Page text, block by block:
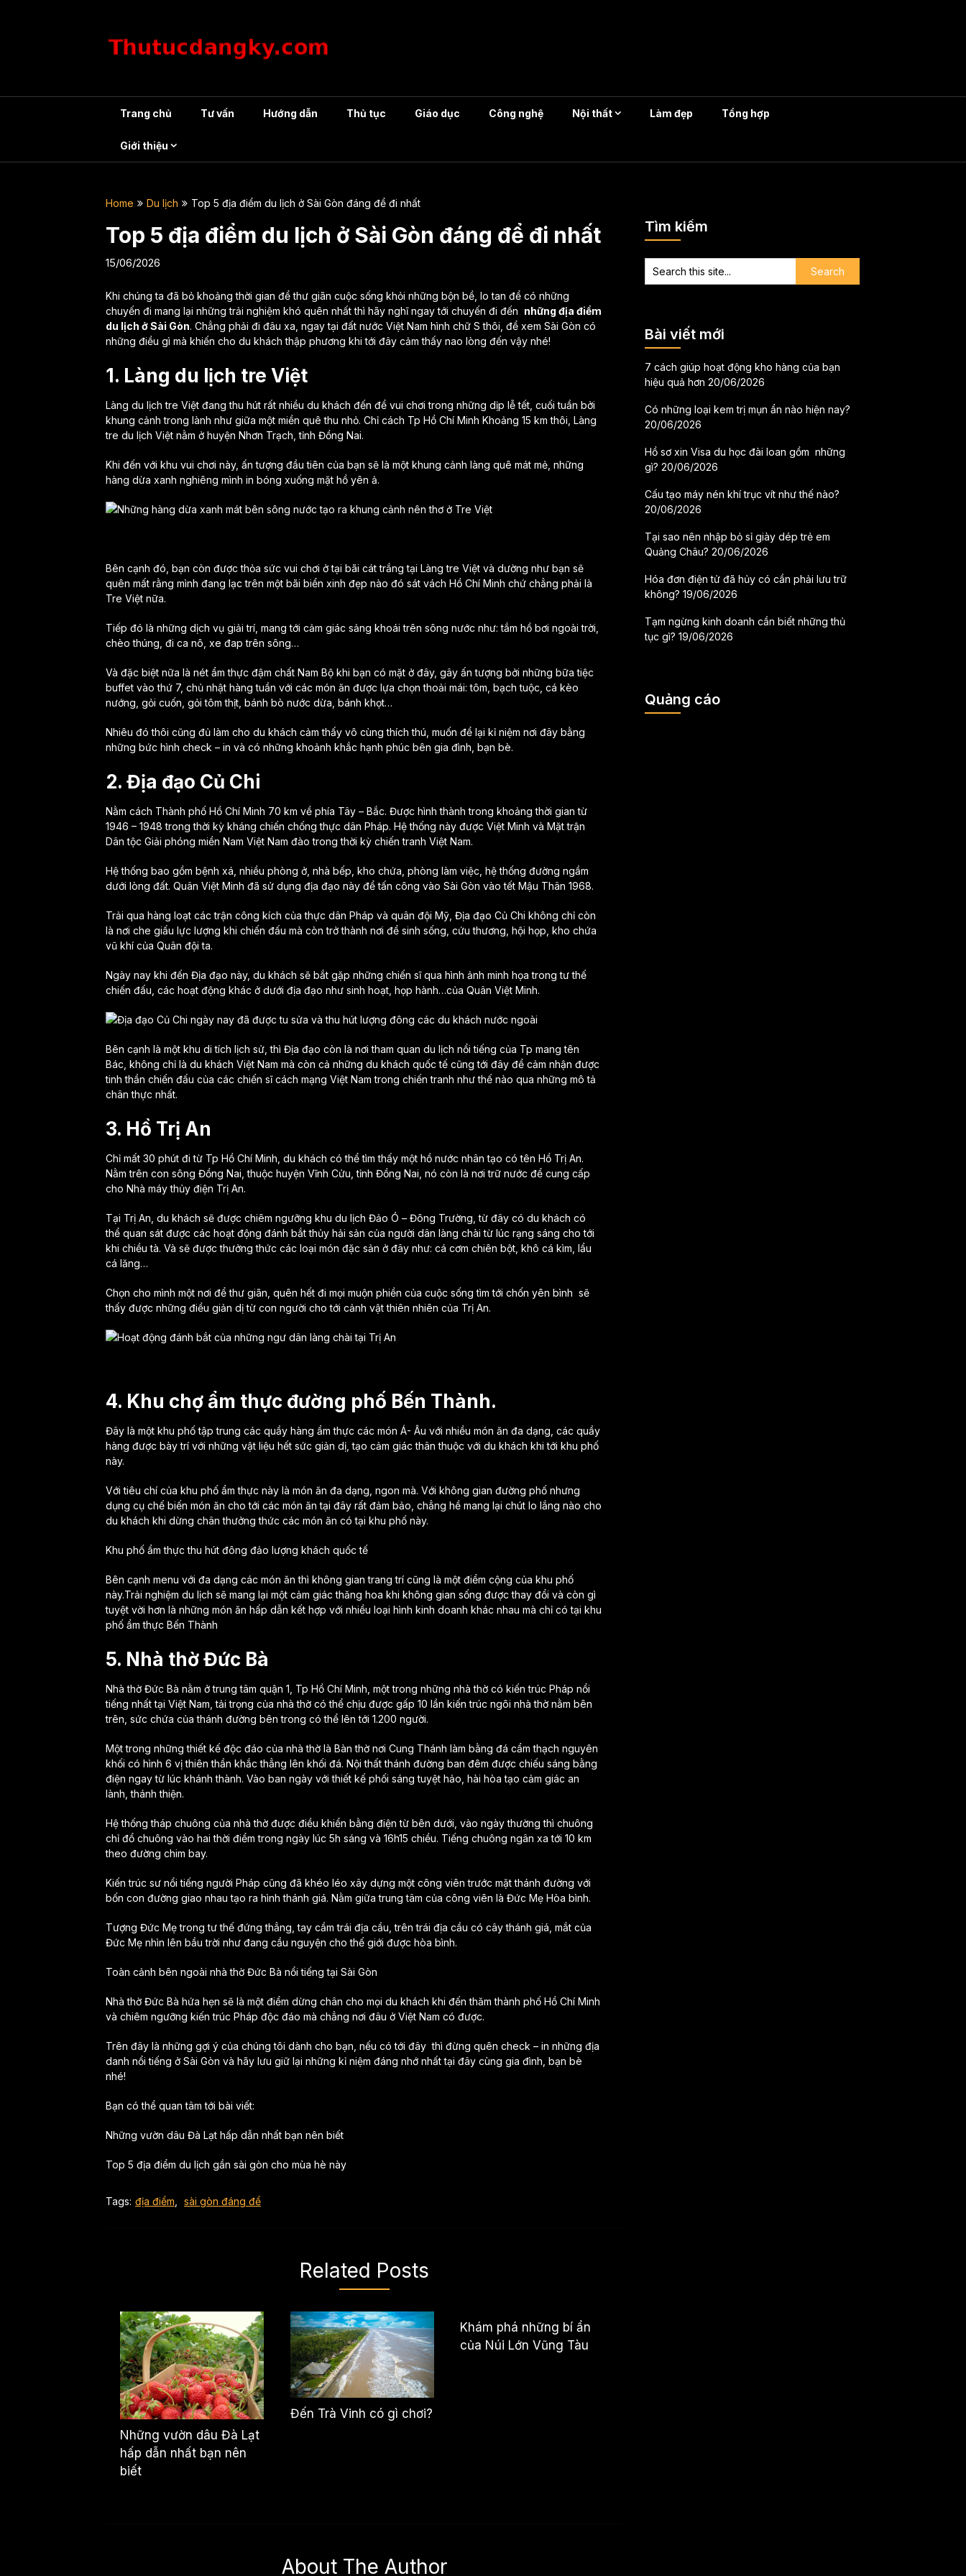
Trang chủ Tư vấn Hướng dẫn Thủ tục Giáo dục Công nghệ Nội thất Làm đẹp Tổng hợp
Giới thiệu
Home Du lịch Top 5 địa điểm du lịch ở Sài Gòn đáng để đi nhất
Top 5 địa điểm du lịch ở Sài Gòn đáng để đi nhất
15/06/2026
Khi chúng ta đã bỏ khoảng thời gian để thư giãn cuộc sống khỏi những bộn bề, lo tan để có những
chuyến đi mang lại những trải nghiệm khó quên nhất thì hãy nghĩ ngay tới chuyến đi đến những địa điểm
du lịch ở Sài Gòn. Chẳng phải đi đâu xa, ngay tại đất nước Việt Nam hình chữ S thôi, để xem Sài Gòn có
những điều gì mà khiến cho du khách thập phương khi tới đây cảm thấy nao lòng đến vậy nhé!
1. Làng du lịch tre Việt
Làng du lịch tre Việt đang thu hút rất nhiều du khách đến để vui chơi trong những dịp lễ tết, cuối tuần bởi
khung cảnh trong lành như giữa một miền quê thu nhỏ. Chỉ cách Tp Hồ Chí Minh Khoảng 15 km thôi, Làng
tre du lịch Việt nằm ở huyện Nhơn Trạch, tỉnh Đồng Nai.
Khi đến với khu vui chơi này, ấn tượng đầu tiên của bạn sẽ là một khung cảnh làng quê mát mẻ, những
hàng dừa xanh nghiêng mình in bóng xuống mặt hồ yên ả.
Bên cạnh đó, bạn còn được thỏa sức vui chơi ở tại bãi cát trắng tại Làng tre Việt và dường như bạn sẽ
quên mất rằng mình đang lạc trên một bãi biển xinh đẹp nào đó sát vách Hồ Chí Minh chứ chẳng phải là
Tre Việt nữa.
Tiếp đó là những dịch vụ giải trí, mang tới cảm giác sảng khoái trên sông nước như: tắm hồ bơi ngoài trời,
chèo thúng, đi ca nô, xe đap trên sông…
Và đặc biệt nữa là nét ẩm thực đậm chất Nam Bộ khi bạn có mặt ở đây, gây ấn tượng bởi những bữa tiệc
buffet vào thứ 7, chủ nhật hàng tuần với các món ăn được lựa chọn thoải mái: tôm, bạch tuộc, cá kèo
nướng, gỏi cuốn, gỏi tôm thịt, bánh bò nước dừa, bánh khọt…
Nhiêu đó thôi cũng đủ làm cho du khách cảm thấy vô cùng thích thú, muốn để lại kỉ niệm nơi đây bằng
những bức hình check – in và có những khoảnh khắc hạnh phúc bên gia đình, bạn bè.
2. Địa đạo Củ Chi
Nằm cách Thành phố Hồ Chí Minh 70 km về phía Tây – Bắc. Được hình thành trong khoảng thời gian từ
1946 – 1948 trong thời kỳ kháng chiến chống thực dân Pháp. Hệ thống này được Việt Minh và Mặt trận
Dân tộc Giải phóng miền Nam Việt Nam đào trong thời kỳ chiến tranh Việt Nam.
Hệ thống bao gồm bệnh xá, nhiều phòng ở, nhà bếp, kho chứa, phòng làm việc, hệ thống đường ngầm
dưới lòng đất. Quân Việt Minh đã sử dụng địa đạo này để tấn công vào Sài Gòn vào tết Mậu Thân 1968.
Trải qua hàng loạt các trận công kích của thực dân Pháp và quân đội Mỹ, Địa đạo Củ Chi không chỉ còn
là nơi che giấu lực lượng khi chiến đấu mà còn trở thành nơi để sinh sống, cứu thương, hội họp, kho chứa
vũ khí của Quân đội ta.
Ngày nay khi đến Địa đạo này, du khách sẽ bắt gặp những chiến sĩ qua hình ảnh minh họa trong tư thế
chiến đấu, các hoạt động khác ở dưới địa đạo như sinh hoạt, họp hành…của Quân Việt Minh.
Bên cạnh là một khu di tích lịch sử, thì Địa đạo còn là nơi tham quan du lịch nổi tiếng của Tp mang tên
Bác, không chỉ là du khách Việt Nam mà còn cả những du khách quốc tế cũng tới đây để cảm nhận được
tinh thần chiến đấu của các chiến sĩ cách mạng Việt Nam trong chiến tranh như thế nào qua những mô tả
chân thực nhất.
3. Hồ Trị An
Chỉ mất 30 phút đi từ Tp Hồ Chí Minh, du khách có thể tìm thấy một hồ nước nhân tạo có tên Hồ Trị An.
Nằm trên con sông Đồng Nai, thuộc huyện Vĩnh Cửu, tỉnh Đồng Nai, nó còn là nơi trữ nước để cung cấp
cho Nhà máy thủy điện Trị An.
Tại Trị An, du khách sẽ được chiêm ngưỡng khu du lịch Đảo Ó – Đông Trường, từ đây có du khách có
thể quan sát được các hoạt động đánh bắt thủy hải sản của người dân làng chài từ lúc rạng sáng cho tới
khi chiều tà. Và sẽ được thưởng thức các loại món đặc sản ở đây như: cá cơm chiên bột, khô cá kìm, lẩu
cá lăng…
Chọn cho mình một nơi để thư giãn, quên hết đi mọi muộn phiền của cuộc sống tìm tới chốn yên bình sẽ
thấy được những điều giản dị từ con người cho tới cảnh vật thiên nhiên của Trị An.
4. Khu chợ ẩm thực đường phố Bến Thành.
Đây là một khu phố tập trung các quầy hàng ẩm thực các món Á- Âu với nhiều món ăn đa dạng, các quầy
hàng được bày trí với những vật liệu hết sức giản dị, tạo cảm giác thân thuộc với du khách khi tới khu phố
này.
Với tiêu chí của khu phố ẩm thực này là món ăn đa dạng, ngon mà. Với không gian đường phố nhưng
dụng cụ chế biến món ăn cho tới các món ăn tại đây rất đảm bảo, chẳng hề mang lại chút lo lắng nào cho
du khách khi dừng chân thưởng thức các món ăn có tại khu phố này.
Khu phố ẩm thực thu hút đông đảo lượng khách quốc tế
Bên cạnh menu với đa dạng các món ăn thì không gian trang trí cũng là một điểm cộng của khu phố
này.Trải nghiệm du lịch sẽ mang lại một cảm giác thăng hoa khi không gian sống được thay đổi và còn gì
tuyệt vời hơn là những món ăn hấp dẫn kết hợp với nhiều loại hình kinh doanh khác nhau mà chỉ có tại khu
phố ẩm thực Bến Thành
5. Nhà thờ Đức Bà
Nhà thờ Đức Bà nằm ở trung tâm quận 1, Tp Hồ Chí Minh, một trong những nhà thờ có kiến trúc Pháp nổi
tiếng nhất tại Việt Nam, tải trọng của nhà thờ có thể chịu được gấp 10 lần kiến trúc ngôi nhà thờ nằm bên
trên, sức chứa của thánh đường bên trong có thể lên tới 1.200 người.
Một trong những thiết kế độc đáo của nhà thờ là Bàn thờ nơi Cung Thánh làm bằng đá cẩm thạch nguyên
khối có hình 6 vị thiên thần khắc thẳng lên khối đá. Nội thất thánh đường ban đêm được chiếu sáng bằng
điện ngay từ lúc khánh thành. Vào ban ngày với thiết kế phối sáng tuyệt hảo, hài hòa tạo cảm giác an
lành, thánh thiện.
Hệ thống tháp chuông của nhà thờ được điều khiển bằng điện từ bên dưới, vào ngày thường thì chuông
chỉ đổ chuông vào hai thời điểm trong ngày lúc 5h sáng và 16h15 chiều. Tiếng chuông ngân xa tới 10 km
theo đường chim bay.
Kiến trúc sư nổi tiếng người Pháp cũng đã khéo léo xây dựng một công viên trước mặt thánh đường với
bốn con đường giao nhau tạo ra hình thánh giá. Nằm giữa trung tâm của công viên là Đức Mẹ Hòa bình.
Tượng Đức Mẹ trong tư thế đứng thẳng, tay cầm trái địa cầu, trên trái địa cầu có cây thánh giá, mắt của
Đức Mẹ nhìn lên bầu trời như đang cầu nguyện cho thế giới được hòa bình.
Toàn cảnh bên ngoài nhà thờ Đức Bà nổi tiếng tại Sài Gòn
Nhà thờ Đức Bà hứa hẹn sẽ là một điểm dừng chân cho mọi du khách khi đến thăm thành phố Hồ Chí Minh
và chiêm ngưỡng kiến trúc Pháp độc đáo mà chẳng nơi đâu ở Việt Nam có được.
Trên đây là những gợi ý của chúng tôi dành cho bạn, nếu có tới đây thì đừng quên check – in những địa
danh nổi tiếng ở Sài Gòn và hãy lưu giữ lại những kỉ niệm đáng nhớ nhất tại đây cùng gia đình, bạn bè
nhé!
Bạn có thể quan tâm tới bài viết:
Những vườn dâu Đà Lạt hấp dẫn nhất bạn nên biết
Top 5 địa điểm du lịch gần sài gòn cho mùa hè này
Tags: địa điểm sài gòn đáng để
Related Posts
Những vườn dâu Đà Lạt
hấp dẫn nhất bạn nên
biết
Đến Trà Vinh có gì chơi?
Khám phá những bí ẩn
của Núi Lớn Vũng Tàu
About The Author
Tìm kiếm
Bài viết mới
7 cách giúp hoạt động kho hàng của bạn
hiệu quả hơn 20/06/2026
Có những loại kem trị mụn ẩn nào hiện nay?
20/06/2026
Hồ sơ xin Visa du học đài loan gồm những
gì? 20/06/2026
Cấu tạo máy nén khí trục vít như thế nào?
20/06/2026
Tại sao nên nhập bỏ sỉ giày dép trẻ em
Quảng Châu? 20/06/2026
Hóa đơn điện tử đã hủy có cần phải lưu trữ
không? 19/06/2026
Tạm ngừng kinh doanh cần biết những thủ
tục gì? 19/06/2026
Quảng cáo